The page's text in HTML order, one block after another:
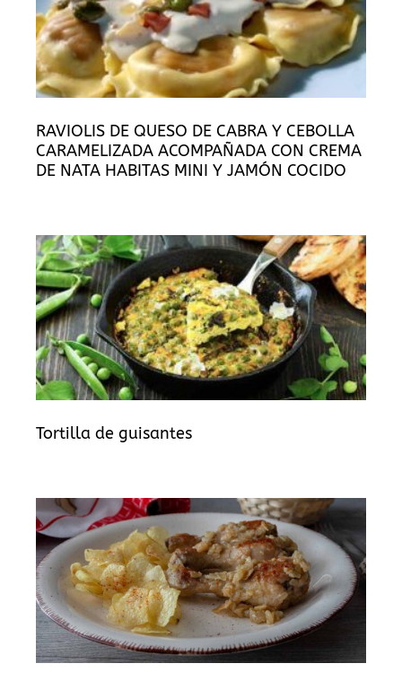
RAVIOLIS DE QUESO DE CABRA Y CEBOLLA
CARAMELIZADA ACOMPAÑADA CON CREMA
DE NATA HABITAS MINI Y JAMÓN COCIDO
Tortilla de guisantes